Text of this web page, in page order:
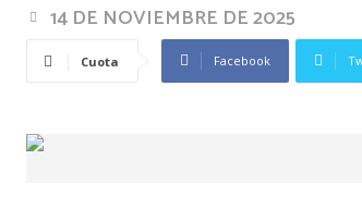
14 DE NOVIEMBRE DE 2025
Cuota Facebook